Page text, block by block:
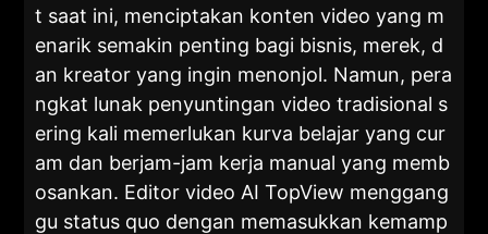
t saat ini, menciptakan konten video yang m
enarik semakin penting bagi bisnis, merek, d
an kreator yang ingin menonjol. Namun, pera
ngkat lunak penyuntingan video tradisional s
ering kali memerlukan kurva belajar yang cur
am dan berjam-jam kerja manual yang memb
osankan. Editor video AI TopView menggang
gu status quo dengan memasukkan kemamp